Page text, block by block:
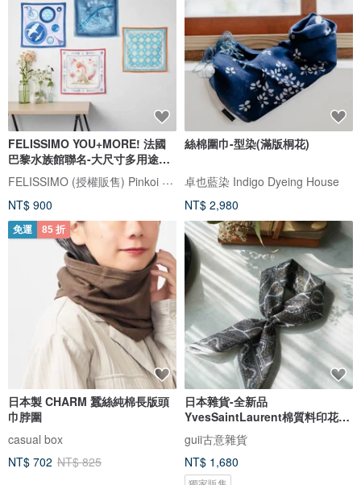
FELISSIMO YOU+MORE! 法國
巴黎水族館聯名-大尺寸多用途方
巾 送
FELISSIMO (授權販售) Pinkoi 品牌形象館
NT$ 900
絲棉圍巾-型染(滿版桐花)
卓也藍染 Indigo Dyeing House
NT$ 2,980
免運 85 折
日本製 CHARM 蠶絲純棉長版頭
巾脖圍
casual box
NT$ 702 NT$ 825
日本雜貨-全新品
YvesSaintLaurent棉質料印花小
方巾/灰/附紙盒
guii古意雜貨
NT$ 1,680